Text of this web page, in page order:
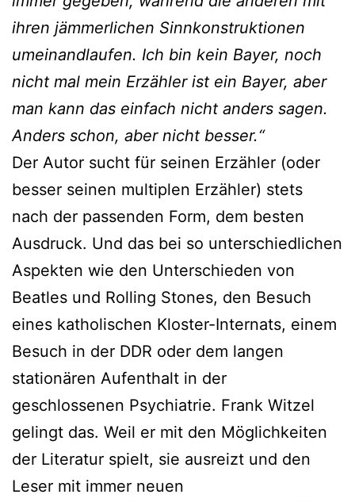
ihren jämmerlichen Sinnkonstruktionen
umeinandlaufen. Ich bin kein Bayer, noch
nicht mal mein Erzähler ist ein Bayer, aber
man kann das einfach nicht anders sagen.
Anders schon, aber nicht besser.“
Der Autor sucht für seinen Erzähler (oder
besser seinen multiplen Erzähler) stets
nach der passenden Form, dem besten
Ausdruck. Und das bei so unterschiedlichen
Aspekten wie den Unterschieden von
Beatles und Rolling Stones, den Besuch
eines katholischen Kloster-Internats, einem
Besuch in der DDR oder dem langen
stationären Aufenthalt in der
geschlossenen Psychiatrie. Frank Witzel
gelingt das. Weil er mit den Möglichkeiten
der Literatur spielt, sie ausreizt und den
Leser mit immer neuen